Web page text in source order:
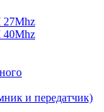
27Mhz
40Mhz
и передатчик)